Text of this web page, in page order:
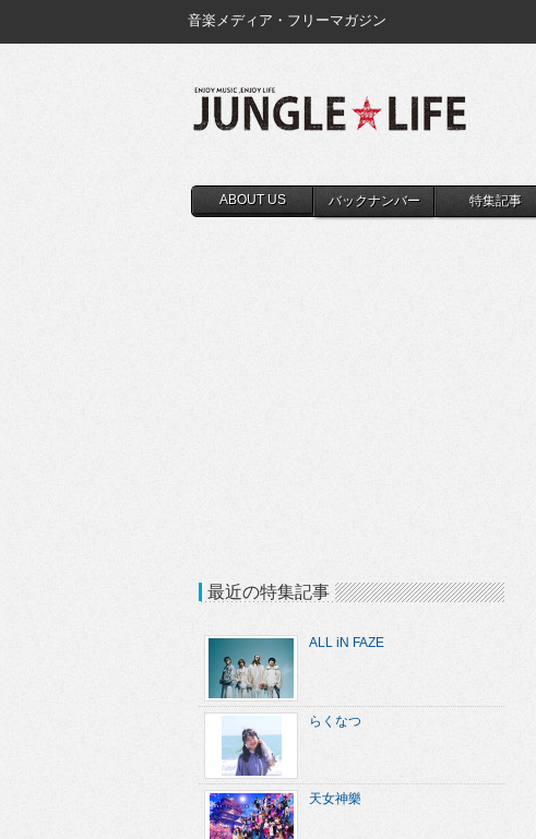
音楽メディア・フリーマガジン
ABOUT US バックナンバー 特集記事
最近の特集記事
ALL iN FAZE
らくなつ
天女神樂